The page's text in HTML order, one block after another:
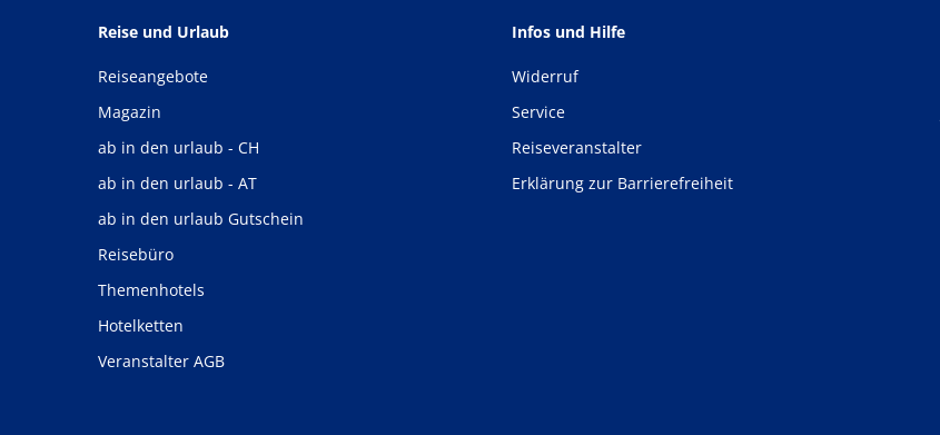
Reise und Urlaub
Reiseangebote
Magazin
ab in den urlaub - CH
ab in den urlaub - AT
ab in den urlaub Gutschein
Reisebüro
Themenhotels
Hotelketten
Veranstalter AGB
Infos und Hilfe
Widerruf
Service
Reiseveranstalter
Erklärung zur Barrierefreiheit